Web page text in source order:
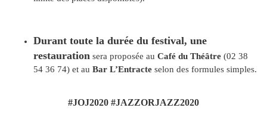
Durant toute la durée du festival, une
restauration sera proposée au Café du Théâtre (02 38
54 36 74) et au Bar L’Entracte selon des formules simples.
#JOJ2020 #JAZZORJAZZ2020